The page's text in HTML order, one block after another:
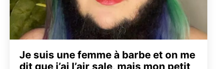
Je suis une femme à barbe et on me
dit que j’ai l’air sale, mais mon petit